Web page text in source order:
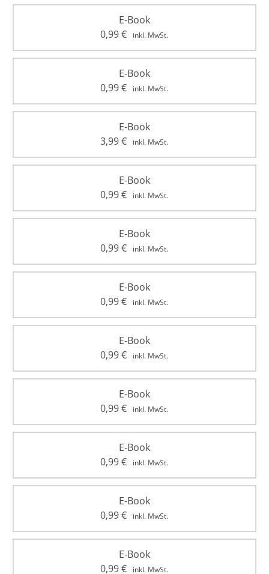
E-Book
0,99€ inkl. MwSt.
E-Book
0,99€ inkl. MwSt.
E-Book
3,99€ inkl. MwSt.
E-Book
0,99€ inkl. MwSt.
E-Book
0,99€ inkl. MwSt.
E-Book
0,99€ inkl. MwSt.
E-Book
0,99€ inkl. MwSt.
E-Book
0,99€ inkl. MwSt.
E-Book
0,99€ inkl. MwSt.
E-Book
0,99€ inkl. MwSt.
E-Book
0,99€ inkl. MwSt.